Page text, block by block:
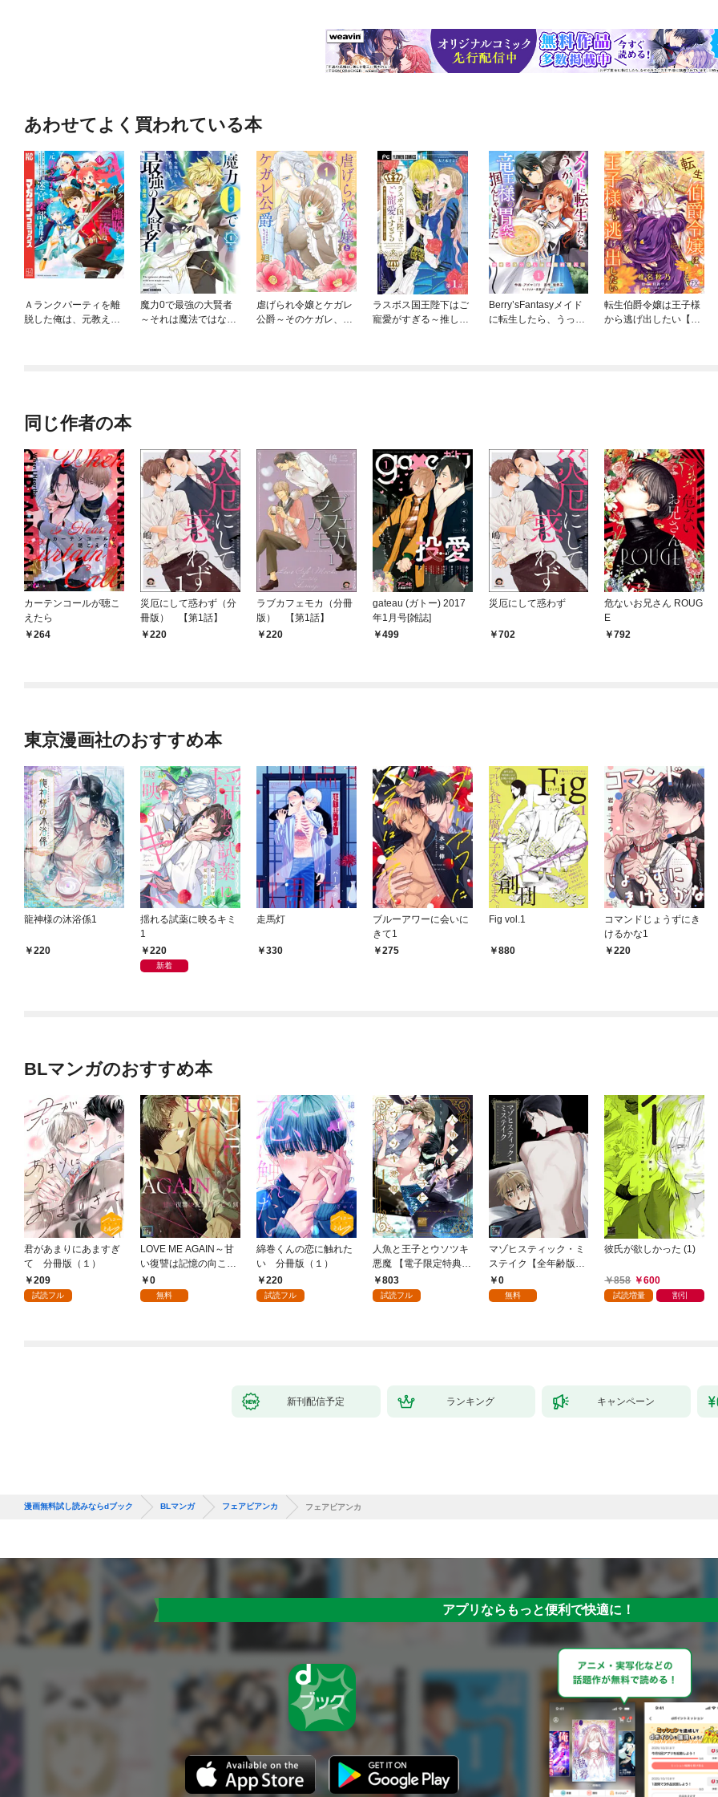
あわせてよく買われている本
Ａランクパーティを離
脱した俺は、元教え子
魔力0で最強の大賢者
～それは魔法ではな
虐げられ令嬢とケガレ
公爵～そのケガレ、払
ラスボス国王陛下はご
寵愛がすぎる～推し悲
Berry’sFantasyメイド
に転生したら、うっか
転生伯爵令嬢は王子様
から逃げ出したい【単
同じ作者の本
カーテンコールが聴こ
えたら
264
災厄にして惑わず（分
冊版） 【第1話】
220
ラブカフェモカ（分冊
版） 【第1話】
220
gateau (ガトー) 2017
年1月号[雑誌]
499
災厄にして惑わず
702
危ないお兄さん ROUG
E
792
東京漫画社のおすすめ本
龍神様の沐浴係1
220
揺れる試薬に映るキミ
1
220
新着
走馬灯
330
ブルーアワーに会いに
きて1
275
Fig vol.1
880
コマンドじょうずにき
けるかな1
220
BLマンガのおすすめ本
君があまりにあますぎ
て 分冊版（１）
209
試読フル
LOVE ME AGAIN～甘
い復讐は記憶の向こう
側～【全年齢版】(1)
0
無料
綿巻くんの恋に触れた
い 分冊版（１）
220
試読フル
人魚と王子とウソツキ
悪魔 【電子限定特典付
き】(1)
803
試読フル
マゾヒスティック・ミ
ステイク【全年齢版】
(1)0
無料
彼氏が欲しかった (1)
858 600
試読増量 割引
新刊配信予定 ランキング キャンペーン
漫画無料試し読みならdブック BLマンガ フェアビアンカ フェアビアンカ
アプリならもっと便利で快適に！